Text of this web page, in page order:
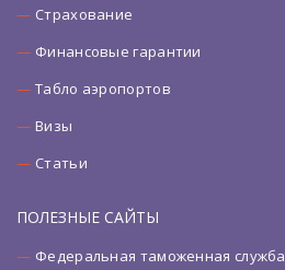
Страхование
Финансовые гарантии
Табло аэропортов
Визы
Статьи
ПОЛЕЗНЫЕ САЙТЫ
Федеральная таможенная служба